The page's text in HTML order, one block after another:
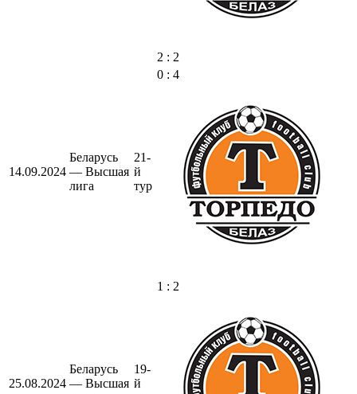
2 : 2
14.09.2024
Беларусь
— Высшая
лига
21-
й
тур
0 : 4
25.08.2024
Беларусь
— Высшая
19-
й
1 : 2